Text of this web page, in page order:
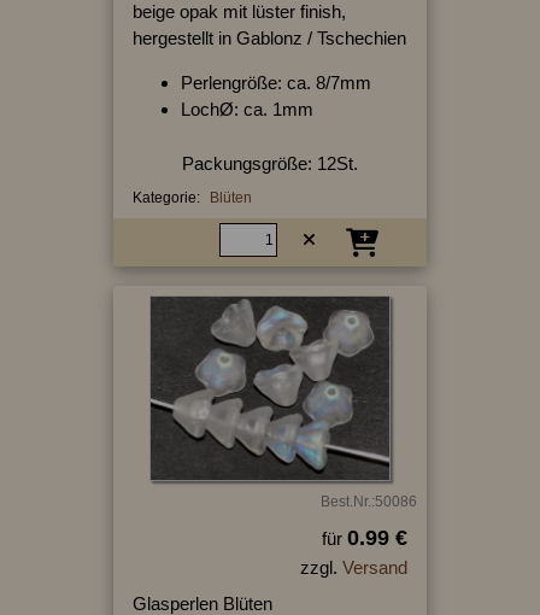
beige opak mit lüster finish,
hergestellt in Gablonz / Tschechien
Perlengröße: ca. 8/7mm
LochØ: ca. 1mm
Packungsgröße: 12St.
Kategorie: Blüten
Best.Nr.:50086
für 0.99 €
zzgl. Versand
Glasperlen Blüten